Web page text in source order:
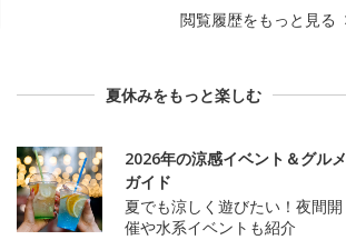
閲覧履歴をもっと見る
夏休みをもっと楽しむ
2026年の涼感イベント＆グルメ
ガイド
夏でも涼しく遊びたい！夜間開
催や水系イベントも紹介